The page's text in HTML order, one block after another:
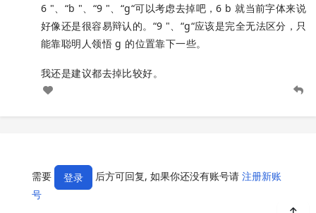
6 "、“b "、“9 "、“g“可以考虑去掉吧，6 b 就当前字体来说
好像还是很容易辩认的。“9 "、“g“应该是完全无法区分，只
能靠聪明人领悟 g 的位置靠下一些。
我还是建议都去掉比较好。
需要 登录 后方可回复, 如果你还没有账号请 注册新账
号